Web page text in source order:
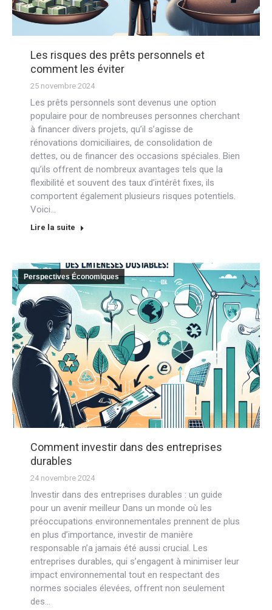
Les risques des prêts personnels et
comment les éviter
25 novembre 2024
Les prêts personnels sont devenus une option
populaire pour de nombreuses personnes cherchant
à financer divers projets, qu’il s’agisse de
rénovations domiciliaires, de consolidation de
dettes, ou de financer des occasions spéciales. Bien
qu’ils offrent de nombreux avantages tels que la
flexibilité et souvent des taux d’intérêt fixes, ils
comportent également plusieurs risques potentiels.
Voici…
Lire la suite
Perspectives Économiques
Comment investir dans des entreprises
durables
24 novembre 2024
Investir dans des entreprises durables : un guide
pour un avenir meilleur Dans un monde où les
préoccupations environnementales prennent de plus
en plus d’importance, investir de manière
responsable n’a jamais été aussi crucial. Les
entreprises durables, qui s’engagent à minimiser leur
impact environnemental tout en respectant des
normes sociales élevées, offrent non seulement
des…